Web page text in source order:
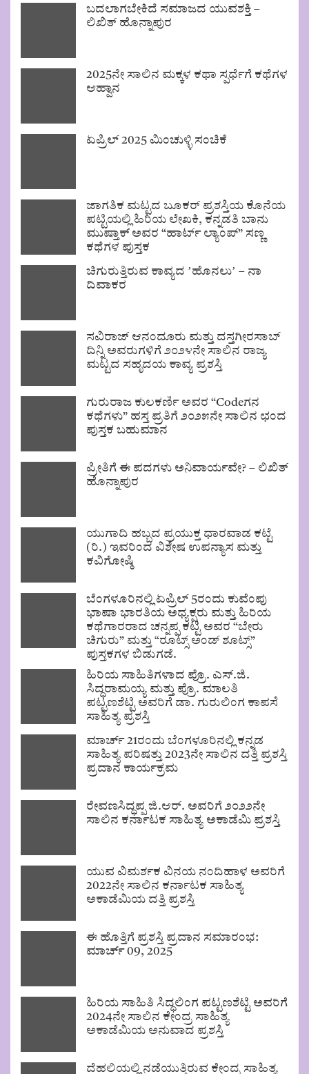
ಬದಲಾಗಬೇಕಿದೆ ಸಮಾಜದ ಯುವಶಕ್ತಿ –
ಲಿಖಿತ್ ಹೊನ್ನಾಪುರ
2025ನೇ ಸಾಲಿನ ಮಕ್ಕಳ ಕಥಾ ಸ್ಪರ್ಧೆಗೆ ಕಥೆಗಳ
ಆಹ್ವಾನ
ಏಪ್ರಿಲ್ 2025 ಮಿಂಚುಳ್ಳಿ ಸಂಚಿಕೆ
ಜಾಗತಿಕ ಮಟ್ಟದ ಬೂಕರ್ ಪ್ರಶಸ್ತಿಯ ಕೊನೆಯ
ಪಟ್ಟಿಯಲ್ಲಿ ಹಿರಿಯ ಲೇಖಕಿ, ಕನ್ನಡತಿ ಬಾನು
ಮುಷ್ತಾಕ್ ಅವರ “ಹಾರ್ಟ್ ಲ್ಯಾಂಪ್” ಸಣ್ಣ
ಕಥೆಗಳ ಪುಸ್ತಕ
ಚಿಗುರುತ್ತಿರುವ ಕಾವ್ಯದ ʼಹೊನಲುʼ – ನಾ
ದಿವಾಕರ
ಸವಿರಾಜ್ ಆನಂದೂರು ಮತ್ತು ದಸ್ತಗೀರಸಾಬ್
ದಿನ್ನಿ ಅವರುಗಳಿಗೆ ೨೦೨೪ನೇ ಸಾಲಿನ ರಾಜ್ಯ
ಮಟ್ಟದ ಸಹೃದಯ ಕಾವ್ಯ ಪ್ರಶಸ್ತಿ
ಗುರುರಾಜ ಕುಲಕರ್ಣಿ ಅವರ “Codeಗನ
ಕಥೆಗಳು” ಹಸ್ತ ಪ್ರತಿಗೆ ೨೦೨೫ನೇ ಸಾಲಿನ ಛಂದ
ಪುಸ್ತಕ ಬಹುಮಾನ
ಪ್ರೀತಿಗೆ ಈ ಪದಗಳು ಅನಿವಾರ್ಯವೇ? – ಲಿಖಿತ್
ಹೊನ್ನಾಪುರ
ಯುಗಾದಿ ಹಬ್ಬದ ಪ್ರಯುಕ್ತ ಧಾರವಾಡ ಕಟ್ಟೆ
(ರಿ.) ಇವರಿಂದ ವಿಶೇಷ ಉಪನ್ಯಾಸ ಮತ್ತು
ಕವಿಗೋಷ್ಠಿ
ಬೆಂಗಳೂರಿನಲ್ಲಿ ಏಪ್ರಿಲ್ 5ರಂದು ಕುವೆಂಪು
ಭಾಷಾ ಭಾರತಿಯ ಅಧ್ಯಕ್ಷರು ಮತ್ತು ಹಿರಿಯ
ಕಥೆಗಾರರಾದ ಚನ್ನಪ್ಪ ಕಟ್ಟಿ ಅವರ “ಬೇರು
ಚಿಗುರು” ಮತ್ತು “ರೂಟ್ಸ್ ಅಂಡ್ ಶೂಟ್ಸ್”
ಪುಸ್ತಕಗಳ ಬಿಡುಗಡೆ.
ಹಿರಿಯ ಸಾಹಿತಿಗಳಾದ ಪ್ರೊ. ಎಸ್.ಜಿ.
ಸಿದ್ಧರಾಮಯ್ಯ ಮತ್ತು ಪ್ರೊ. ಮಾಲತಿ
ಪಟ್ಟಣಶೆಟ್ಟಿ ಅವರಿಗೆ ಡಾ. ಗುರುಲಿಂಗ ಕಾಪಸೆ
ಸಾಹಿತ್ಯ ಪ್ರಶಸ್ತಿ
ಮಾರ್ಚ್ 21ರಂದು ಬೆಂಗಳೂರಿನಲ್ಲಿ ಕನ್ನಡ
ಸಾಹಿತ್ಯ ಪರಿಷತ್ತು 2023ನೇ ಸಾಲಿನ ದತ್ತಿ ಪ್ರಶಸ್ತಿ
ಪ್ರದಾನ ಕಾರ್ಯಕ್ರಮ
ರೇವಣಸಿದ್ಧಪ್ಪ ಜಿ.ಆರ್. ಅವರಿಗೆ ೨೦೨೨ನೇ
ಸಾಲಿನ ಕರ್ನಾಟಕ ಸಾಹಿತ್ಯ ಅಕಾಡೆಮಿ ಪ್ರಶಸ್ತಿ
ಯುವ ವಿಮರ್ಶಕ ವಿನಯ ನಂದಿಹಾಳ ಅವರಿಗೆ
2022ನೇ ಸಾಲಿನ ಕರ್ನಾಟಕ ಸಾಹಿತ್ಯ
ಅಕಾಡೆಮಿಯ ದತ್ತಿ ಪ್ರಶಸ್ತಿ
ಈ ಹೊತ್ತಿಗೆ ಪ್ರಶಸ್ತಿ ಪ್ರದಾನ ಸಮಾರಂಭ:
ಮಾರ್ಚ್ 09, 2025
ಹಿರಿಯ ಸಾಹಿತಿ ಸಿದ್ಧಲಿಂಗ ಪಟ್ಟಣಶೆಟ್ಟಿ ಅವರಿಗೆ
2024ನೇ ಸಾಲಿನ ಕೇಂದ್ರ ಸಾಹಿತ್ಯ
ಅಕಾಡೆಮಿಯ ಅನುವಾದ ಪ್ರಶಸ್ತಿ
ದೆಹಲಿಯಲ್ಲಿ ನಡೆಯುತ್ತಿರುವ ಕೇಂದ್ರ ಸಾಹಿತ್ಯ